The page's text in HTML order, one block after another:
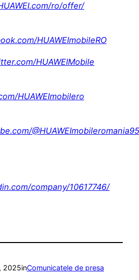
ro/offer/
HUAWEImobileRO
HUAWEIMobile
HUAWEImobilero
company/10617746/
2025inComunicatele de presa